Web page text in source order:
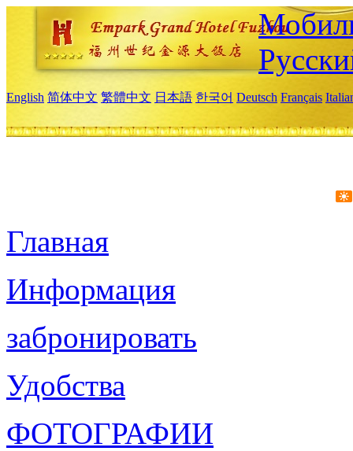
English 简体中文 繁體中文 日本語 한국어 Deutsch Français
Главная
Информация
забронировать
Удобства
ФОТОГРАФИИ